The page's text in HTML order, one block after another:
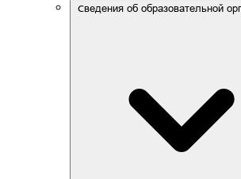
Сведения об образовательной